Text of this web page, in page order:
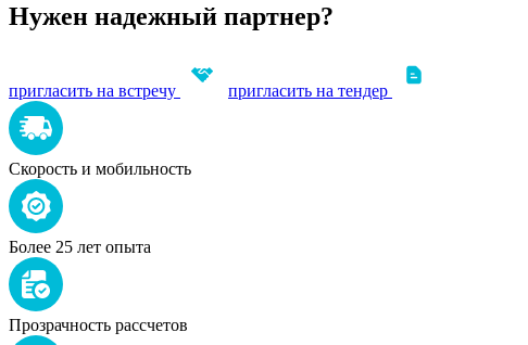
Нужен надежный партнер?
пригласить на встречу пригласить на тендер
Скорость и мобильность
Более 25 лет опыта
Прозрачность рассчетов